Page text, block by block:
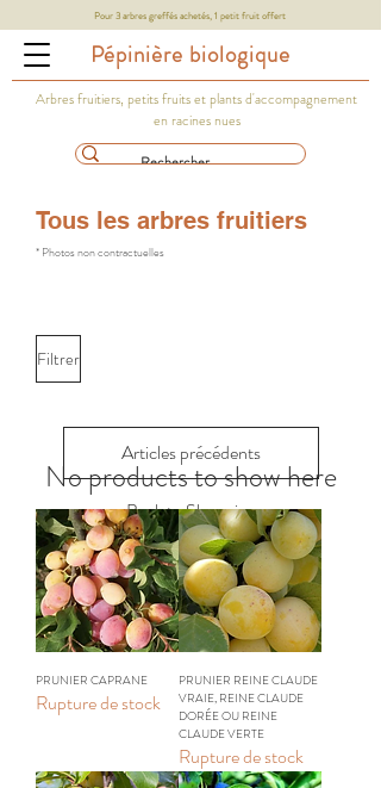
Pépinière biologique
Arbres fruitiers, petits fruits et plants d'accompagnement
en racines nues
Pour 3 arbres greffés achetés, 1 petit fruit offert
Tous les arbres fruitiers
* Photos non contractuelles
No products to show here
Back to Shopping
Filtrer
Articles précédents
PRUNIER CAPRANE
Rupture de stock
PRUNIER REINE CLAUDE
VRAIE, REINE CLAUDE
DORÉE OU REINE
CLAUDE VERTE
Rupture de stock